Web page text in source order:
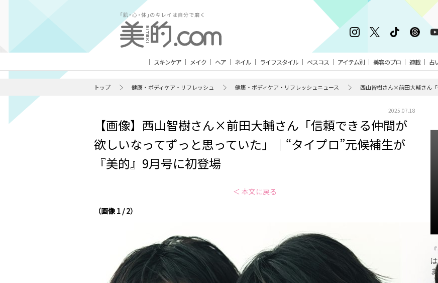
スキンケア メイク ヘア ネイル ライフスタイル ベスコス アイテム別 美容のプロ 連載 占
トップ 健康・ボディケア・リフレッシュ 健康・ボディケア・リフレッシュニュース 西山智樹さん×前田大輔さん
2025.07.18
【画像】西山智樹さん×前田大輔さん「信頼できる仲間が
欲しいなってずっと思っていた」｜“タイプロ”元候補生が
『美的』9月号に初登場
＜ 本文に戻る
（画像 1 / 2）
ま